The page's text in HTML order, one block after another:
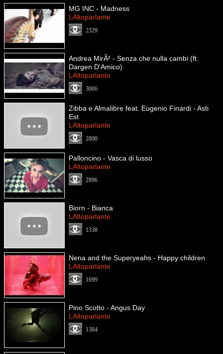
MG INC - Madness
LAltoparlante
2329
Andrea MirÃ² - Senza che nulla cambi (ft.
Dargen D'Amico)
LAltoparlante
3006
Zibba e Almalibre feat. Eugenio Finardi - Asti
Est
LAltoparlante
2800
Palloncino - Vasca di lusso
LAltoparlante
2896
Biorn - Bianca
LAltoparlante
1338
Nena and the Superyeahs - Happy children
LAltoparlante
1699
Pino Scotto - Angus Day
LAltoparlante
1384